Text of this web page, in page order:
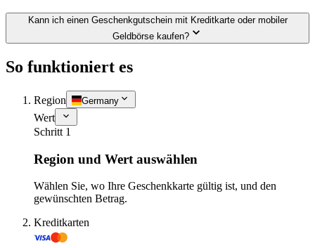
Kann ich einen Geschenkgutschein mit Kreditkarte oder mobiler
Geldbörse kaufen?
So funktioniert es
Region Germany
Wert
Schritt 1
Region und Wert auswählen
Wählen Sie, wo Ihre Geschenkkarte gültig ist, und den
gewünschten Betrag.
Kreditkarten